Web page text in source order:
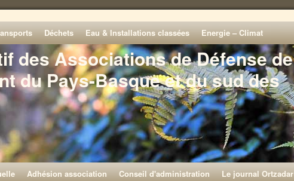
des Associations de Défense de
du Pays-Basque et du sud des
Déchets Eau & Installations classées Energie – Climat
Adhésion association Conseil d'administration Le journal Ortzadar